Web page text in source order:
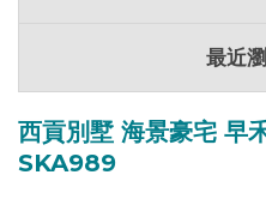
西貢別墅 海景豪宅 早
SKA989
最近